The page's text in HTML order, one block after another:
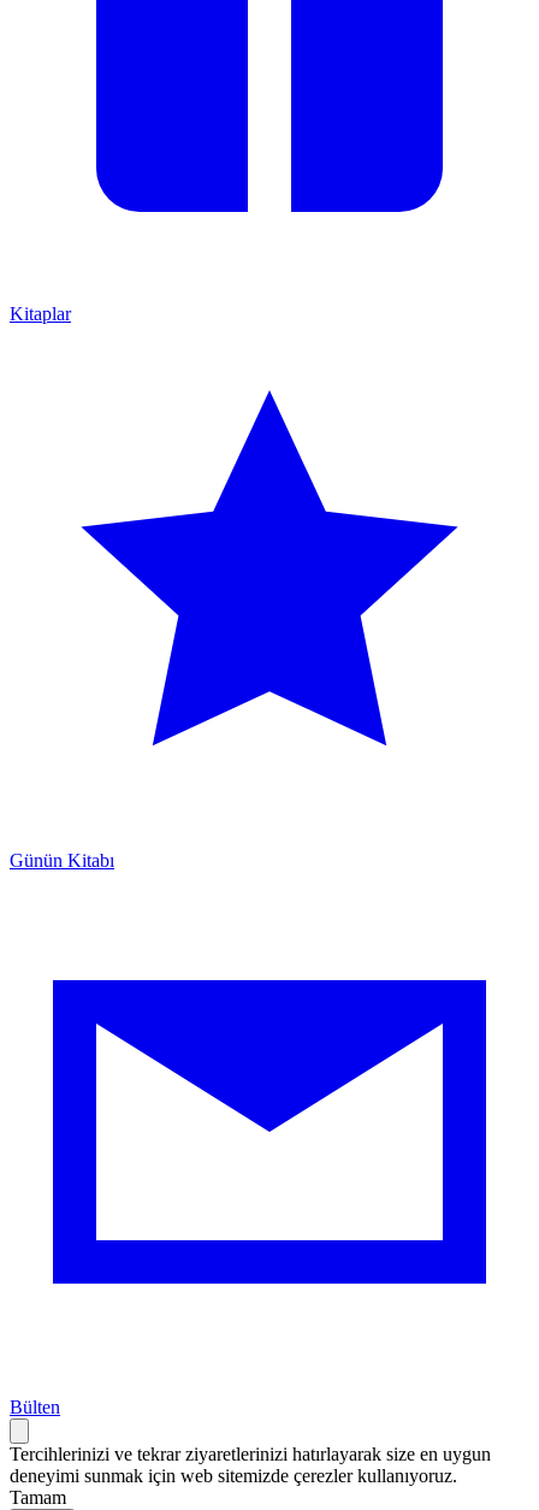
Kitaplar
Günün Kitabı
Bülten
Tercihlerinizi ve tekrar ziyaretlerinizi hatırlayarak size en uygun
deneyimi sunmak için web sitemizde çerezler kullanıyoruz.
Tamam